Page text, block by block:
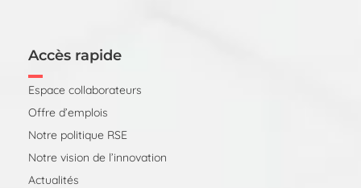
Accès rapide
Espace collaborateurs
Offre d’emplois
Notre politique RSE
Notre vision de l’innovation
Actualités